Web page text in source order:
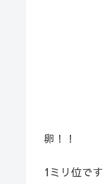
卵！！
1ミリ位です